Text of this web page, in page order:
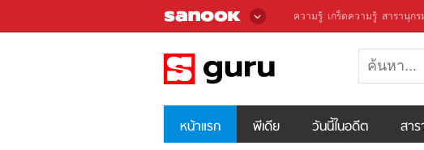
ความรู้ เกร็ดความรู้ สารานุกร
หน้าแรก พีเดีย วันนี้ในอดีต สา